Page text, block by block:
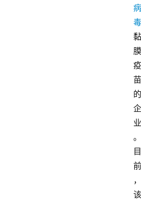
病
毒
黏
膜
疫
苗
的
企
业
。
目
前
，
该